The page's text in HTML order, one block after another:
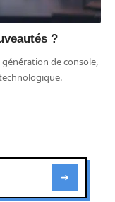
?
de console,